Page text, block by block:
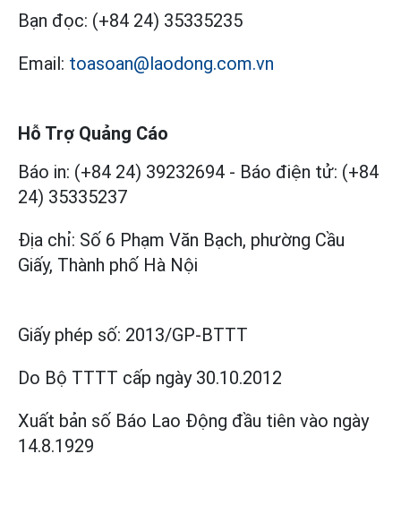
Bạn đọc: (+84 24) 35335235
Email: toasoan@laodong.com.vn
Hỗ Trợ Quảng Cáo
Báo in: (+84 24) 39232694 - Báo điện tử: (+84
24) 35335237
Địa chỉ: Số 6 Phạm Văn Bạch, phường Cầu
Giấy, Thành phố Hà Nội
Giấy phép số: 2013/GP-BTTT
Do Bộ TTTT cấp ngày 30.10.2012
Xuất bản số Báo Lao Động đầu tiên vào ngày
14.8.1929